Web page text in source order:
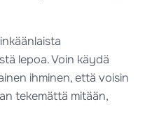
lepoa. Voin käydä
ihminen, että voisin
tekemättä mitään,